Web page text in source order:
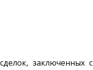
заключенных с